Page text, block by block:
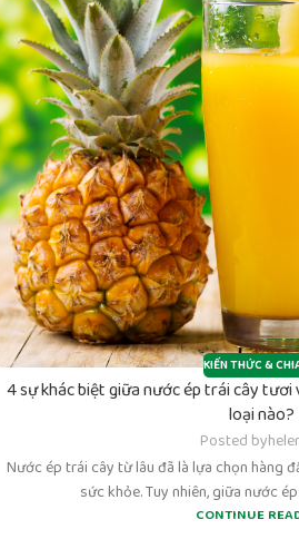
KIẾN THỨC &
4 sự khác biệt giữa nước ép trái cây
loại nào?
Posted by
Nước ép trái cây từ lâu đã là lựa chọn hàng
sức khỏe. Tuy nhiên, giữa nước
CONTINUE